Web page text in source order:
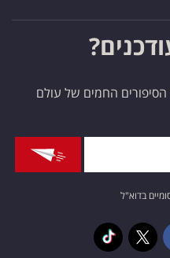
הסיפורים החמים של עולם
בדוא"ל